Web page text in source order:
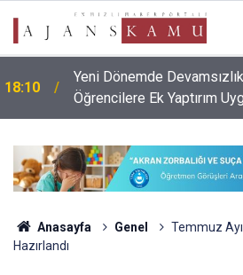
18:10
Yeni Dönemde Devamsızlık
Öğrencilere Ek Yaptırım
Anasayfa Genel
Temmuz
Hazırlandı